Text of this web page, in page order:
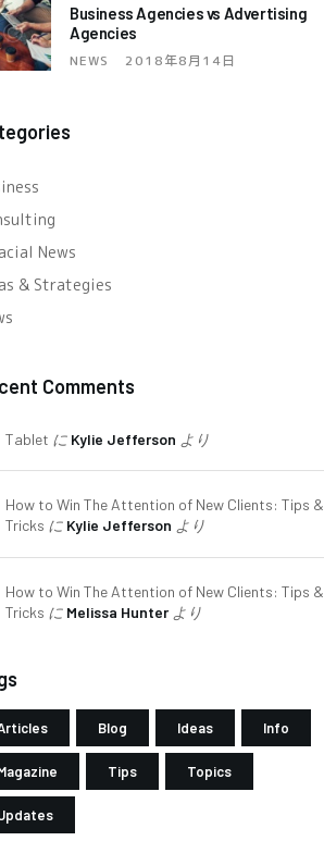
Business Agencies vs Advertising
Agencies
NEWS 2018年8月14日
News
& Strategies
Comments
Tablet に Kylie Jefferson より
How to Win The Attention of New Clients: Tips &
Tricks に Kylie Jefferson より
How to Win The Attention of New Clients: Tips &
Tricks に Melissa Hunterより
Blog Ideas Info
Tips Topics